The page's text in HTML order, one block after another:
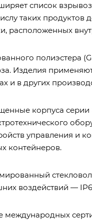
список
таких продуктов
расположенных
полиэстера
Изделия
и в других
корпуса серии
управления и
контейнеров.
воздействий —
международных